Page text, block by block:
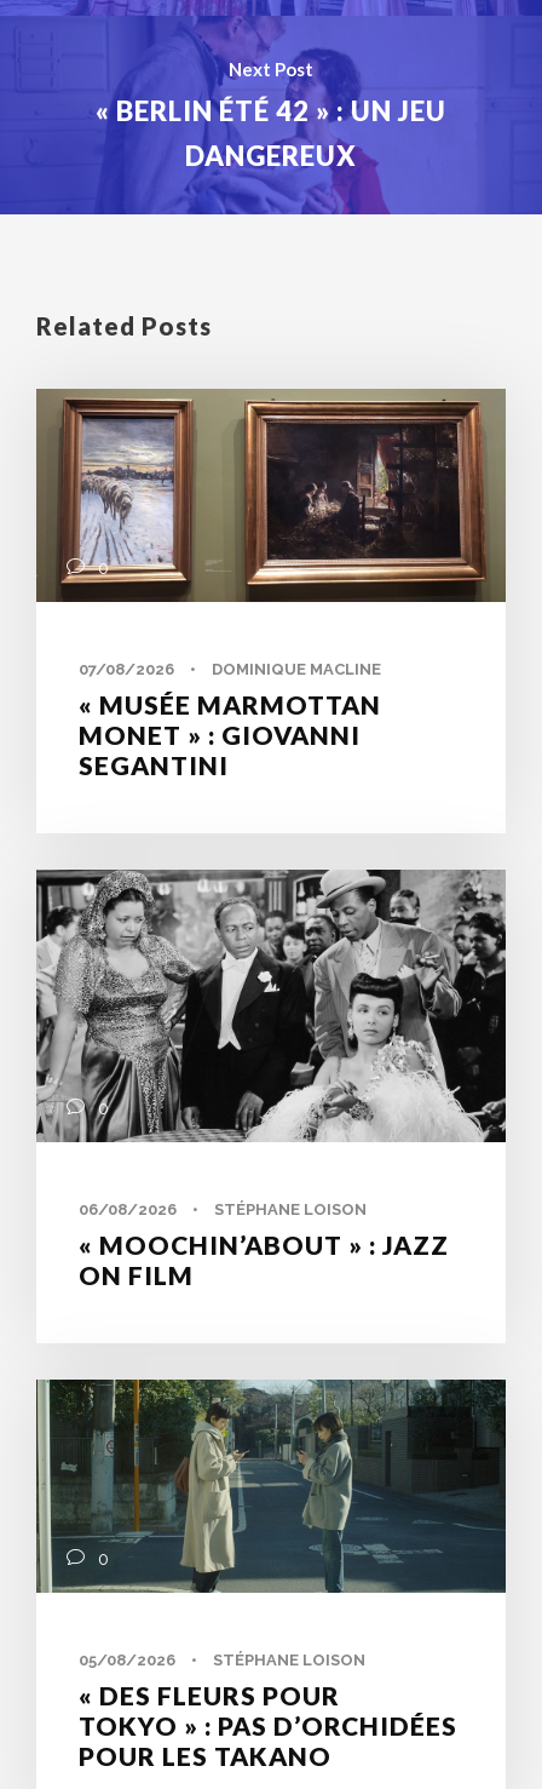
Next Post
« BERLIN ÉTÉ 42 » : UN JEU
DANGEREUX
Related Posts
0
07/08/2026 • DOMINIQUE MACLINE
« MUSÉE MARMOTTAN
MONET » : GIOVANNI
SEGANTINI
0
06/08/2026 • STÉPHANE LOISON
« MOOCHIN’ABOUT » : JAZZ
ON FILM
0
05/08/2026 • STÉPHANE LOISON
« DES FLEURS POUR
TOKYO » : PAS D’ORCHIDÉES
POUR LES TAKANO